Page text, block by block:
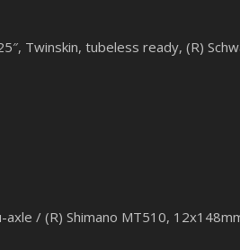
Twinskin, tubeless ready, (R)
/ (R) Shimano MT510,